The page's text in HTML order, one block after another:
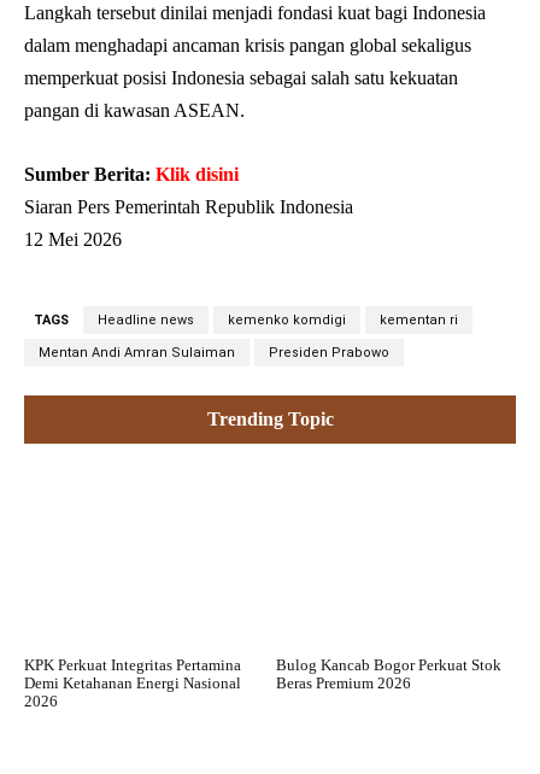
Langkah tersebut dinilai menjadi fondasi kuat bagi Indonesia
dalam menghadapi ancaman krisis pangan global sekaligus
memperkuat posisi Indonesia sebagai salah satu kekuatan
pangan di kawasan ASEAN.
Sumber Berita: Klik disini
Siaran Pers Pemerintah Republik Indonesia
12 Mei 2026
TAGS Headline news kemenko komdigi kementan ri
Mentan Andi Amran Sulaiman Presiden Prabowo
Trending Topic
KPK Perkuat Integritas Pertamina
Demi Ketahanan Energi Nasional
2026
Bulog Kancab Bogor Perkuat Stok
Beras Premium 2026